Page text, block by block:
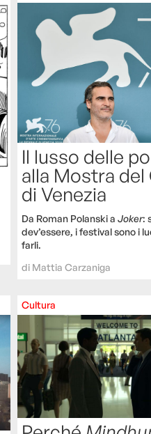
Il lusso delle
alla Mostra del
di Venezia
Da Roman Polanski a Joker:
dev’essere, i festival sono i
farli.
di Mattia Carzaniga
Cultura